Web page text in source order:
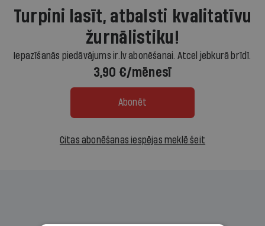
Turpini lasīt, atbalsti kvalitatīvu
žurnālistiku!
Iepazīšanās piedāvājums ir.lv abonēšanai. Atcel jebkurā brīdī.
3,90 €/mēnesī
Abonēt
Citas abonēšanas iespējas meklē šeit